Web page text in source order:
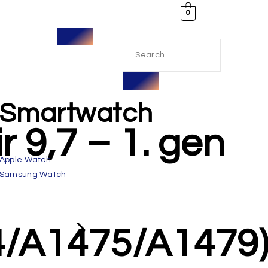
Smartwatch
Apple Watch
Samsung Watch
0
9,7 – 1. gen
A1475/